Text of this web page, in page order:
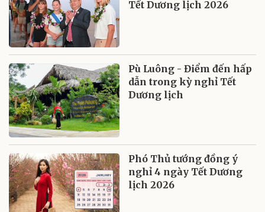
Tết Dương lịch 2026
Pù Luông - Điểm đến hấp
dẫn trong kỳ nghỉ Tết
Dương lịch
Phó Thủ tướng đồng ý
nghỉ 4 ngày Tết Dương
lịch 2026